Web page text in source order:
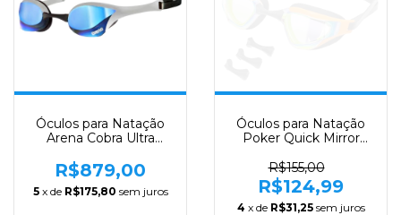
Óculos para Natação
Arena Cobra Ultra
Lente Azul
R$879,00
5 x de R$175,80 sem juros
Óculos para Natação
Poker Quick Mirror
R$155,00
R$124,99
4 x de R$31,25 sem juros